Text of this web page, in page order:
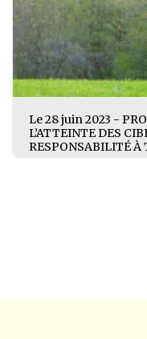
Le 28 juin 2023 -
L’ATTEINTE DES
RESPONSABILITÉ À